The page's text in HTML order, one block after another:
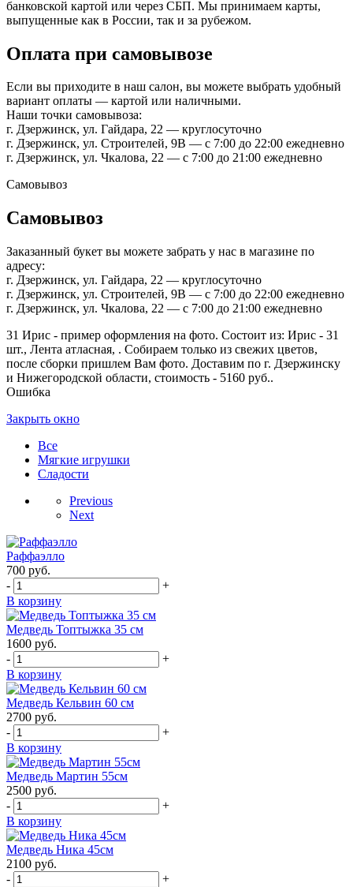
банковской картой или через СБП. Мы принимаем карты,
выпущенные как в России, так и за рубежом.
Оплата при самовывозе
Если вы приходите в наш салон, вы можете выбрать удобный
вариант оплаты — картой или наличными.
Наши точки самовывоза:
г. Дзержинск, ул. Гайдара, 22 — круглосуточно
г. Дзержинск, ул. Строителей, 9В — с 7:00 до 22:00 ежедневно
г. Дзержинск, ул. Чкалова, 22 — с 7:00 до 21:00 ежедневно
Самовывоз
Самовывоз
Заказанный букет вы можете забрать у нас в магазине по
адресу:
г. Дзержинск, ул. Гайдара, 22 — круглосуточно
г. Дзержинск, ул. Строителей, 9В — с 7:00 до 22:00 ежедневно
г. Дзержинск, ул. Чкалова, 22 — с 7:00 до 21:00 ежедневно
31 Ирис - пример оформления на фото. Состоит из: Ирис - 31
шт., Лента атласная, . Собираем только из свежих цветов,
после сборки пришлем Вам фото. Доставим по г. Дзержинску
и Нижегородской области, стоимость - 5160 руб..
Ошибка
Закрыть окно
Все
Мягкие игрушки
Сладости
Previous
Next
Раффаэлло
700 руб.
-
+
В корзину
Медведь Топтыжка 35 см
1600 руб.
-
+
В корзину
Медведь Кельвин 60 см
2700 руб.
-
+
В корзину
Медведь Мартин 55см
2500 руб.
-
+
В корзину
Медведь Ника 45см
2100 руб.
-
+